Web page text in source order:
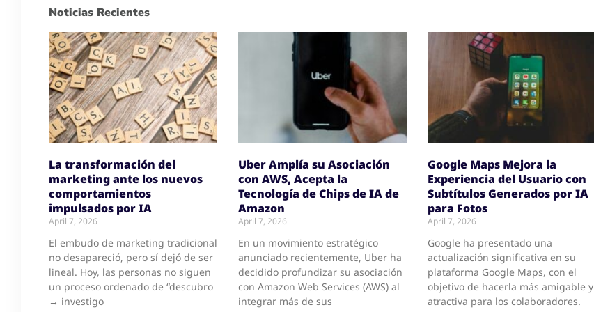
Noticias Recientes
La transformación del
marketing ante los nuevos
comportamientos
impulsados por IA
April 7, 2026
El embudo de marketing tradicional
no desapareció, pero sí dejó de ser
lineal. Hoy, las personas no siguen
un proceso ordenado de “descubro
→ investigo
Uber Amplía su Asociación
con AWS, Acepta la
Tecnología de Chips de IA de
Amazon
April 7, 2026
En un movimiento estratégico
anunciado recientemente, Uber ha
decidido profundizar su asociación
con Amazon Web Services (AWS) al
integrar más de sus
Google Maps Mejora la
Experiencia del Usuario con
Subtítulos Generados por IA
para Fotos
April 7, 2026
Google ha presentado una
actualización significativa en su
plataforma Google Maps, con el
objetivo de hacerla más amigable y
atractiva para los colaboradores.